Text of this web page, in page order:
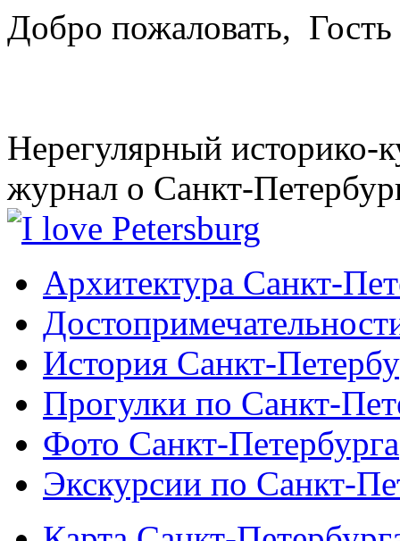
Добро пожаловать, Гость
Нерегулярный историко-
журнал о Санкт-
Архитектура Санкт-
История Санкт-
Прогулки по Санкт-
Фото Санкт-Петербурга
Экскурсии по Санкт-